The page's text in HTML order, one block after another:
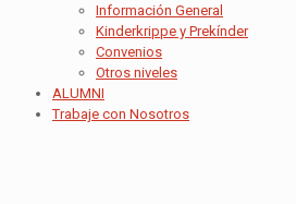
Información General
Kinderkrippe y Prekínder
Convenios
Otros niveles
ALUMNI
Trabaje con Nosotros